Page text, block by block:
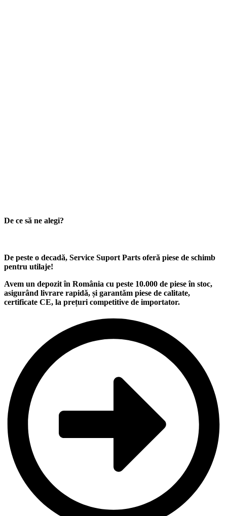
De ce să ne alegi?
De peste o decadă, Service Suport Parts oferă piese de schimb
pentru utilaje!
Avem un depozitîn România cu peste 10.000 de piese în stoc,
asigurând livrare rapidă, și garantăm piese de calitate,
certificate CE, la prețuri competitive de importator.